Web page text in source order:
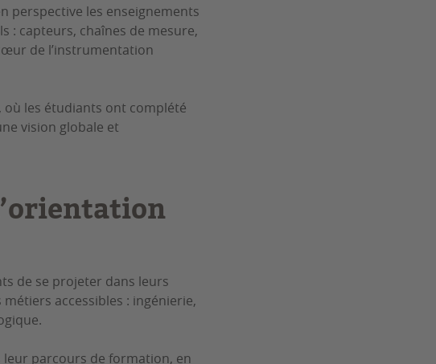
perspective les enseignements
: capteurs, chaînes de mesure,
de l’instrumentation
, où les étudiants ont complété
vision globale et
de se projeter dans leurs
accessibles : ingénierie,
leur parcours de formation, en